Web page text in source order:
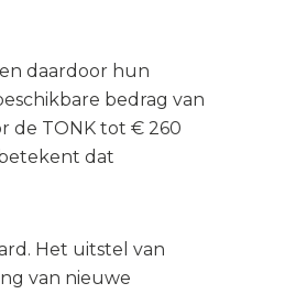
daardoor hun
bedrag van
de TONK tot € 260
dat
Het uitstel van
van nieuwe